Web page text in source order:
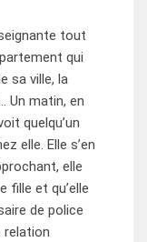
tout
qui
sa ville, la
Un matin, en
quelqu’un
elle. Elle s’en
elle
fille et qu’elle
de police
relation